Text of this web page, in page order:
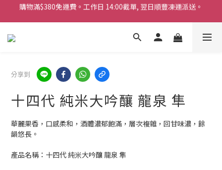
購物滿$380免運費。工作日 14:00截單, 翌日順豐凍運派送。
消費滿$1000 即送六罐六甲啤酒
分享到
十四代 純米大吟釀 龍泉 隼
華麗果香，口感柔和，酒體濃郁飽滿，層次複雜，回甘味濃，餘
韻悠長。
產品名稱：十四代 純米大吟釀 龍泉 隼